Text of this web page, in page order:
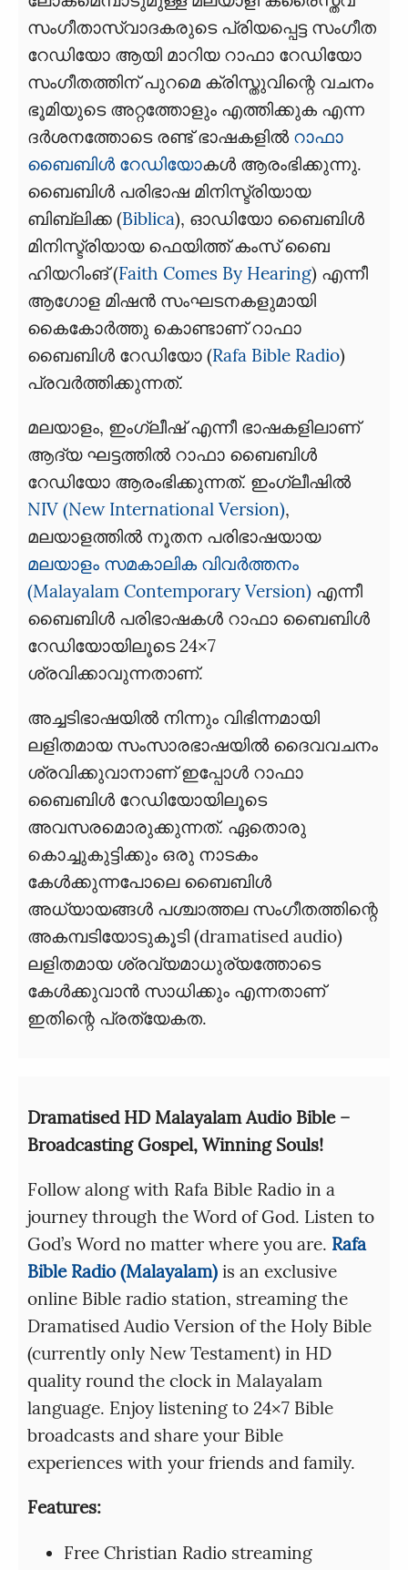
സംഗീതാസ്വാദകരുടെ പ്രിയപ്പെട്ട സംഗീത
റേഡിയോ ആയി മാറിയ റാഫാ റേഡിയോ
സംഗീതത്തിന് പുറമെ ക്രിസ്തുവിന്റെ വചനം
ഭൂമിയുടെ അറ്റത്തോളും എത്തിക്കുക എന്ന
ദർശനത്തോടെ രണ്ട് ഭാഷകളിൽ റാഫാ
ബൈബിൾ റേഡിയോകൾ ആരംഭിക്കുന്നു.
ബൈബിള്‍ പരിഭാഷ മിനിസ്ട്രിയായ
ബിബ്ലിക്ക (Biblica), ഓഡിയോ ബൈബിൾ
മിനിസ്ട്രിയായ ഫെയിത്ത് കംസ് ബൈ
ഹിയറിംങ് (Faith Comes By Hearing) എന്നീ
ആഗോള മിഷൻ സംഘടനകളുമായി
കൈകോർത്തു കൊണ്ടാണ് റാഫാ
ബൈബിൾ റേഡിയോ (Rafa Bible Radio)
പ്രവർത്തിക്കുന്നത്.
മലയാളം, ഇംഗ്ലീഷ് എന്നീ ഭാഷകളിലാണ്
ആദ്യ ഘട്ടത്തിൽ റാഫാ ബൈബിൾ
റേഡിയോ ആരംഭിക്കുന്നത്. ഇംഗ്ലീഷിൽ
NIV (New International Version),
മലയാളത്തിൽ നൂതന പരിഭാഷയായ
മലയാളം സമകാലിക വിവർത്തനം
(Malayalam Contemporary Version) എന്നീ
ബൈബിൾ പരിഭാഷകൾ റാഫാ ബൈബിൾ
റേഡിയോയിലൂടെ 24×7
ശ്രവിക്കാവുന്നതാണ്.
അച്ചടിഭാഷയിൽ നിന്നും വിഭിന്നമായി
ലളിതമായ സംസാരഭാഷയിൽ ദൈവവചനം
ശ്രവിക്കുവാനാണ് ഇപ്പോൾ റാഫാ
ബൈബിൾ റേഡിയോയിലൂടെ
അവസരമൊരുക്കുന്നത്. ഏതൊരു
കൊച്ചുകുട്ടിക്കും ഒരു നാടകം
കേൾക്കുന്നപോലെ ബൈബിൾ
അധ്യായങ്ങൾ പശ്ചാത്തല സംഗീതത്തിന്റെ
അകമ്പടിയോടുകൂടി (dramatised audio)
ലളിതമായ ശ്രവ്യമാധുര്യത്തോടെ
കേൾക്കുവാൻ സാധിക്കും എന്നതാണ്
ഇതിന്റെ പ്രത്യേകത.
Dramatised HD Malayalam Audio Bible –
Broadcasting Gospel, Winning Souls!
Follow along with Rafa Bible Radio in a
journey through the Word of God. Listen to
God’s Word no matter where you are. Rafa
Bible Radio (Malayalam) is an exclusive
online Bible radio station, streaming the
Dramatised Audio Version of the Holy Bible
(currently only New Testament) in HD
quality round the clock in Malayalam
language. Enjoy listening to 24×7 Bible
broadcasts and share your Bible
experiences with your friends and family.
Features:
Free Christian Radio streaming